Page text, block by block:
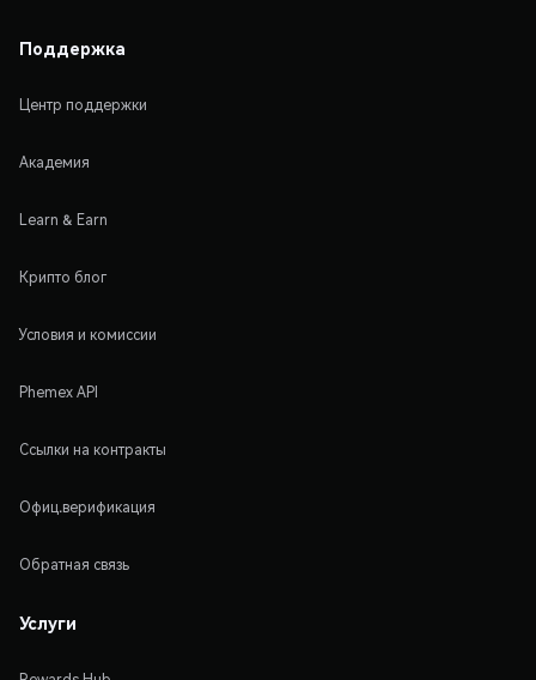
Поддержка
Центр поддержки
Академия
Learn & Earn
Крипто блог
Условия и комиссии
Phemex API
Ссылки на контракты
Офиц.верификация
Обратная связь
Услуги